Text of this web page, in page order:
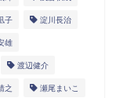
子 淀川長治
雄
渡辺健介
之 瀬尾まいこ